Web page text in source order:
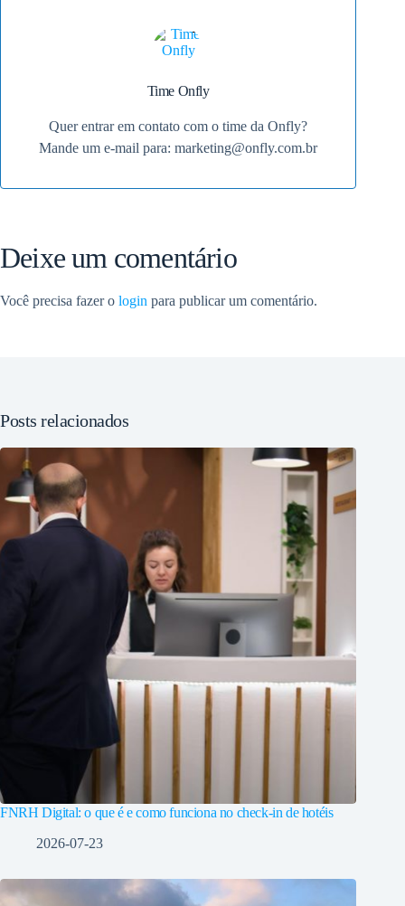
Time Onfly
Quer entrar em contato com o time da Onfly?
Mande um e-mail para:marketing@onfly.com.br
Deixe um comentário
Você precisa fazer o login para publicar um comentário.
Posts relacionados
FNRH Digital: o que é e como funciona no check-in de hotéis
2026-07-23